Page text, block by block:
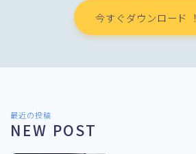
今すぐダウンロード ！
最近の投稿
NEW POST